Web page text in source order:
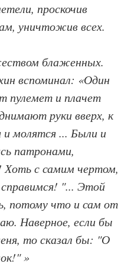
проскочив
уничтожив всех.
блаженных.
вспоминал: «Один
пулемет и плачет
руки вверх, к
молятся ... Были и
патронами,
Хоть с самим чертом,
"... Этой
потому что и сам от
Наверное, если бы
то сказал бы: "О
»